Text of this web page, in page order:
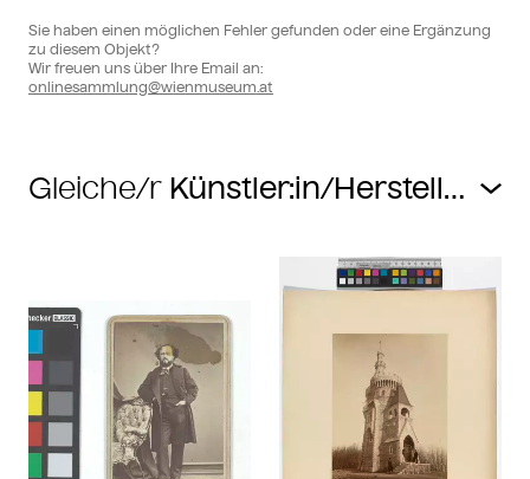
Sie haben einen möglichen Fehler gefunden oder eine Ergänzung
zu diesem Objekt?
Wir freuen uns über Ihre Email an:
onlinesammlung@wienmuseum.at
Gleiche/r